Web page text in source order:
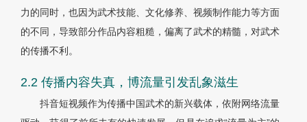
力的同时，也因为武术技能、文化修养、视频制作能力等方面
的不同，导致部分作品内容粗糙，偏离了武术的精髓，对武术
的传播不利。
2.2 传播内容失真，博流量引发乱象滋生
抖音短视频作为传播中国武术的新兴载体，依附网络流量